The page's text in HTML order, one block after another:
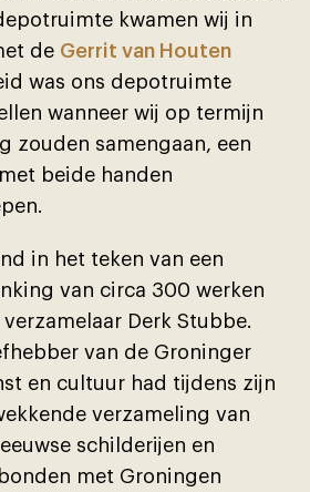
kwamen wĳ in
de Gerrit van Houten
was ons depotruimte
wanneer wĳ op termĳn
zouden samengaan, een
beide handen
in het teken van een
van circa 300 werken
Derk Stubbe.
van de Groninger
en cultuur had tĳdens zĳn
verzameling van
schilderĳen en
met Groningen